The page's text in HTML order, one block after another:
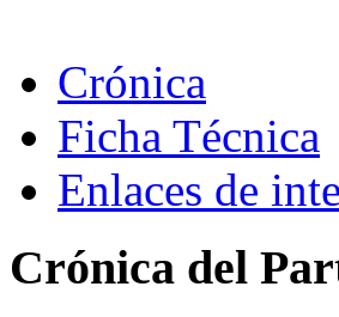
Crónica
Ficha Técnica
Enlaces de
Crónica del